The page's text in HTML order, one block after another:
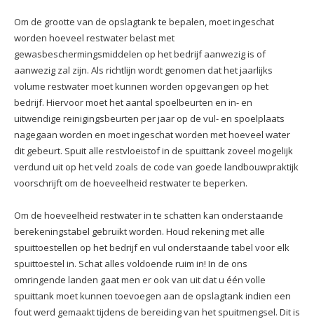
Om de grootte van de opslagtank te bepalen, moet ingeschat
worden hoeveel restwater belast met
gewasbeschermingsmiddelen op het bedrijf aanwezig is of
aanwezig zal zijn. Als richtlijn wordt genomen dat het jaarlijks
volume restwater moet kunnen worden opgevangen op het
bedrijf. Hiervoor moet het aantal spoelbeurten en in- en
uitwendige reinigingsbeurten per jaar op de vul- en spoelplaats
nagegaan worden en moet ingeschat worden met hoeveel water
dit gebeurt. Spuit alle restvloeistof in de spuittank zoveel mogelijk
verdund uit op het veld zoals de code van goede landbouwpraktijk
voorschrijft om de hoeveelheid restwater te beperken.
Om de hoeveelheid restwater in te schatten kan onderstaande
berekeningstabel gebruikt worden. Houd rekening met alle
spuittoestellen op het bedrijf en vul onderstaande tabel voor elk
spuittoestel in. Schat alles voldoende ruim in! In de ons
omringende landen gaat men er ook van uit dat u één volle
spuittank moet kunnen toevoegen aan de opslagtank indien een
fout werd gemaakt tijdens de bereiding van het spuitmengsel. Dit is